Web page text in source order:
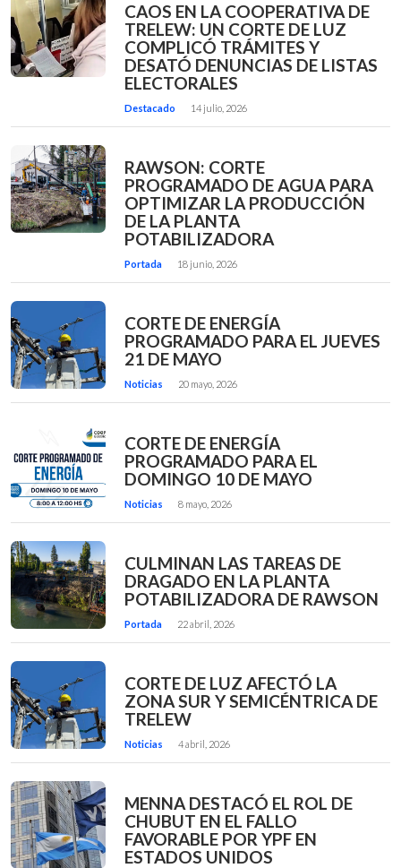
CAOS EN LA COOPERATIVA DE
TRELEW: UN CORTE DE LUZ
COMPLICÓ TRÁMITES Y
DESATÓ DENUNCIAS DE LISTAS
ELECTORALES
Destacado 14 julio, 2026
RAWSON: CORTE
PROGRAMADO DE AGUA PARA
OPTIMIZAR LA PRODUCCIÓN
DE LA PLANTA
POTABILIZADORA
Portada 18 junio, 2026
CORTE DE ENERGÍA
PROGRAMADO PARA EL JUEVES
21 DE MAYO
Noticias 20 mayo, 2026
CORTE DE ENERGÍA
PROGRAMADO PARA EL
DOMINGO 10 DE MAYO
Noticias 8 mayo, 2026
CULMINAN LAS TAREAS DE
DRAGADO EN LA PLANTA
POTABILIZADORA DE RAWSON
Portada 22 abril, 2026
CORTE DE LUZ AFECTÓ LA
ZONA SUR Y SEMICÉNTRICA DE
TRELEW
Noticias 4 abril, 2026
MENNA DESTACÓ EL ROL DE
CHUBUT EN EL FALLO
FAVORABLE POR YPF EN
ESTADOS UNIDOS